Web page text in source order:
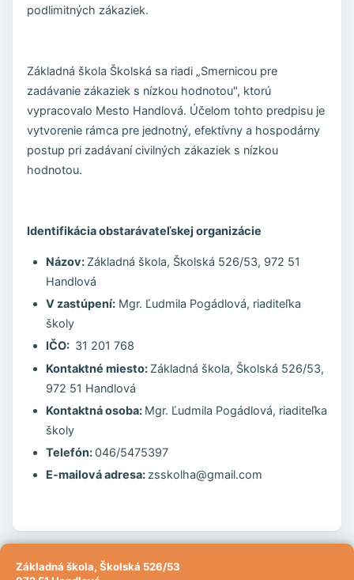
podlimitných zákaziek.
Základná škola Školská sa riadi „Smernicou pre
zadávanie zákaziek s nízkou hodnotou", ktorú
vypracovalo Mesto Handlová. Účelom tohto predpisu je
vytvorenie rámca pre jednotný, efektívny a hospodárny
postup pri zadávaní civilných zákaziek s nízkou
hodnotou.
Identifikácia obstarávateľskej organizácie
Názov: Základná škola, Školská 526/53, 972 51
Handlová
V zastúpení:Mgr. Ľudmila Pogádlová, riaditeľka
školy
IČO: 31 201 768
Kontaktné miesto: Základná škola, Školská 526/53,
972 51 Handlová
Kontaktná osoba: Mgr. Ľudmila Pogádlová, riaditeľka
školy
Telefón: 046/5475397
E-mailová adresa:zsskolha@gmail.com
Základná škola, Školská 526/53